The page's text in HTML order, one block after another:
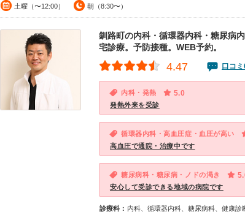
土曜（〜12:00） 朝（8:30〜）
釧路町の内科・循環器内科・糖尿病
宅診療。予防接種。WEB予約。
4.47 口コ
内科・発熱 5.0
発熱外来を受診
循環器内科・高血圧症・血圧が高い
高血圧で通院・治療中です
糖尿病科・糖尿病・ノドの渇き
安心して受診できる地域の病院です
診療科： 内科、循環器内科、糖尿病科、健康診